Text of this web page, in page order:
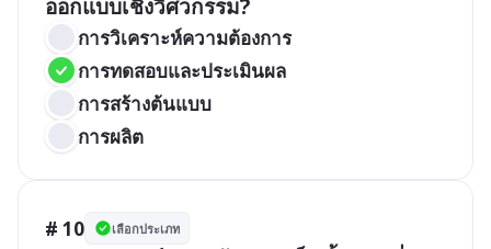
ออกแบบเชิงวิศวกรรม?
การวิเคราะห์ความต้องการ
การทดสอบและประเมินผล
การสร้างต้นแบบ
การผลิต
# 10 เลือกประเภท